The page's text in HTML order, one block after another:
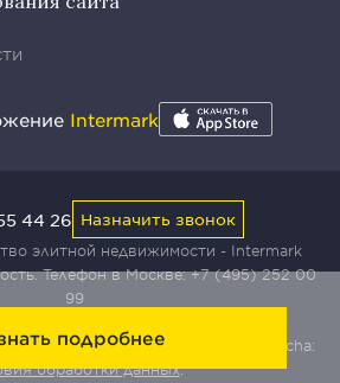
подробнее
Intermark
элитной недвижимости - Intermark
Телефон в Москве:+7 (495) 252 00
99
сервиса Yandex SmartCaptcha:
обработки данных.
44 26 Назначить звонок